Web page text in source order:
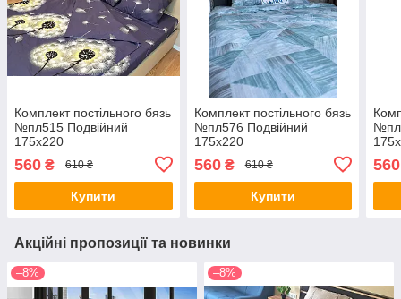
Комплект постільного бязь
№пл515 Подвійний
175х220
560 ₴ 610 ₴
Купити
Комплект постільного бязь
№пл576 Подвійний
175х220
560₴ 610 ₴
Купити
560
Акційні пропозиції та новинки
–8% –8%